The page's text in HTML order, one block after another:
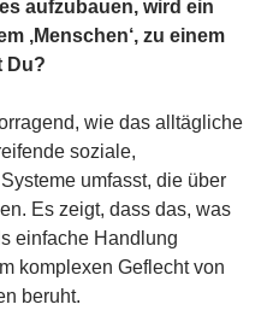
aufzubauen, wird ein
‚Menschen‘, zu einem
Du?
wie das alltägliche
soziale,
umfasst, die über
Es zeigt, dass das, was
einfache Handlung
komplexen Geflecht von
beruht.